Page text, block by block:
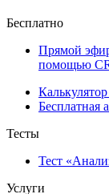
Бесплатно
Прямой
помощью
Бесплатная
Тесты
Тест
Услуги